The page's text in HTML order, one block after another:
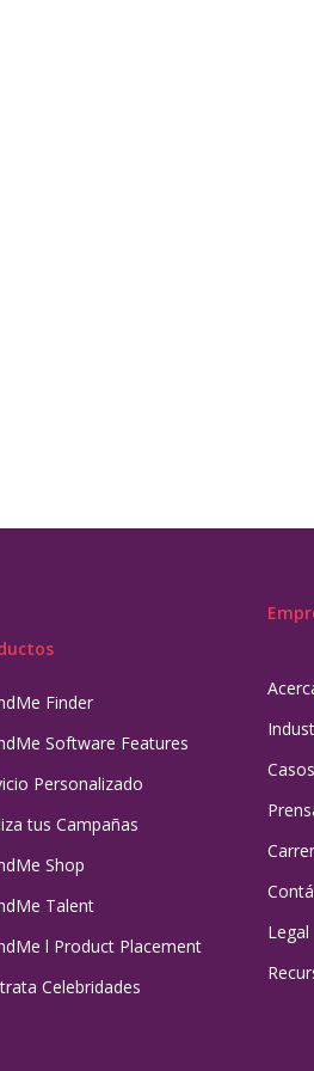
Finder
Software Features
Personalizado
tus Campañas
Shop
Talent
l Product Placement
Celebridades
Legal